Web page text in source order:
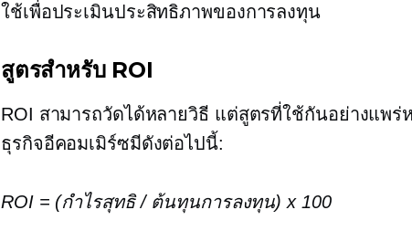
ใช้เพื่อประเมินประสิทธิภาพของการลงทุน
สูตรสำหรับ ROI
ROI สามารถวัดได้หลายวิธี แต่สูตรที่ใช้กันอย่างแพร่
ธุรกิจอีคอมเมิร์ซมีดังต่อไปนี้:
ROI = (กำไรสุทธิ / ต้นทุนการลงทุน) x 100